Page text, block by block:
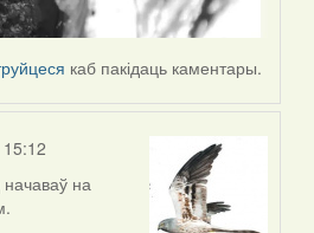
каб пакідаць каментары.
на